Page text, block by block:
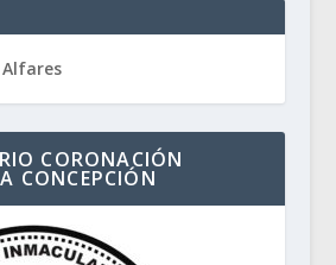
Alfares
CORONACIÓN
CONCEPCIÓN